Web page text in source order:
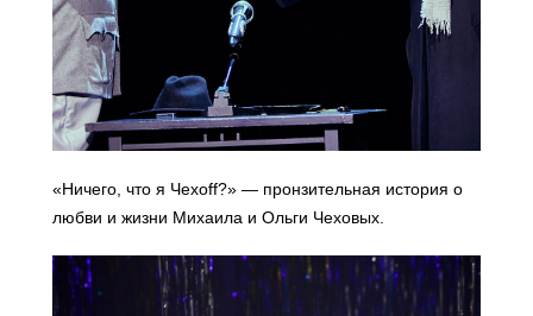
«Ничего, что я Чехоff?» — пронзительная история о
любви и жизни Михаила и Ольги Чеховых.